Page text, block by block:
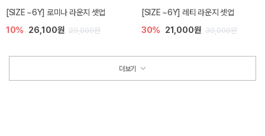
[SIZE ~6Y] 로미나 라운지 셋업
10% 26,100원 29,000원
[SIZE ~6Y] 레티 라운지 셋업
30% 21,000원 30,000원
더보기